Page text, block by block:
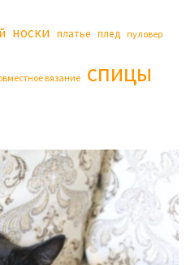
носки платье плед пуловер
вязание спицы